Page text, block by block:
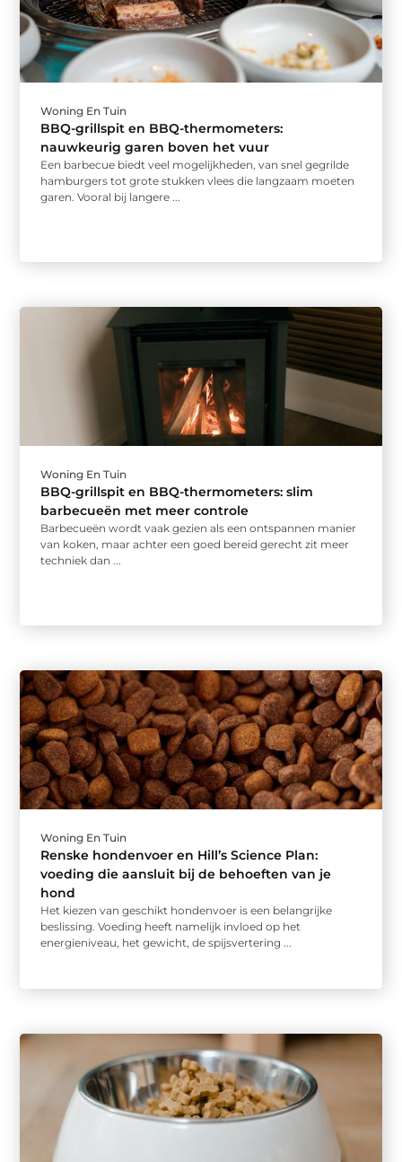
Woning En Tuin
BBQ-grillspit en BBQ-thermometers:
nauwkeurig garen boven het vuur
Een barbecue biedt veel mogelijkheden, van snel gegrilde
hamburgers tot grote stukken vlees die langzaam moeten
garen. Vooral bij langere ...
Woning En Tuin
BBQ-grillspit en BBQ-thermometers: slim
barbecueën met meer controle
Barbecueën wordt vaak gezien als een ontspannen manier
van koken, maar achter een goed bereid gerecht zit meer
techniek dan ...
Woning En Tuin
Renske hondenvoer en Hill’s Science Plan:
voeding die aansluit bij de behoeften van je
hond
Het kiezen van geschikt hondenvoer is een belangrijke
beslissing. Voeding heeft namelijk invloed op het
energieniveau, het gewicht, de spijsvertering ...